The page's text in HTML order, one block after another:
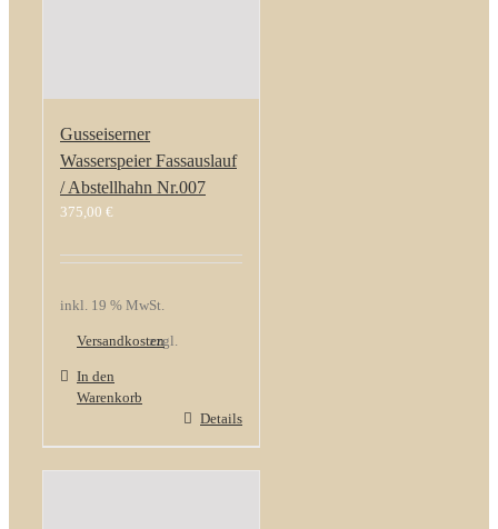
Gusseiserner
Wasserspeier Fassauslauf
/ Abstellhahn Nr.007
375,00 €
inkl. 19 % MwSt.
zzgl.
Versandkosten
In den
Warenkorb
Details